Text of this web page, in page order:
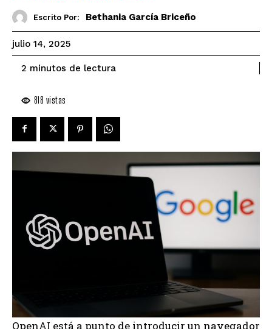
Escrito Por: Bethania García Briceño
julio 14, 2025
2 minutos de lectura
818 vistas
OpenAI está a punto de introducir un navegador